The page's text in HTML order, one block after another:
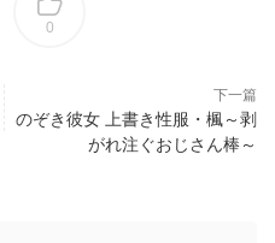
0
下一篇
のぞき彼女 上書き性服・楓～剥
がれ注ぐおじさん棒～